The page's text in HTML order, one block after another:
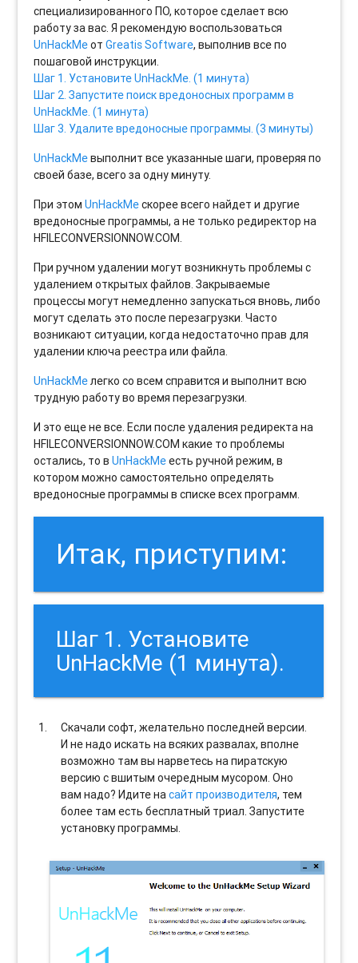
специализированного ПО, которое сделает всю
работу за вас. Я рекомендую воспользоваться
UnHackMeотGreatis Software, выполнив все по
пошаговой инструкции.
Шаг 1. Установите UnHackMe. (1 минута)
Шаг 2. Запустите поиск вредоносных программ в
UnHackMe. (1 минута)
Шаг 3. Удалите вредоносные программы. (3 минуты)
UnHackMeвыполнит все указанные шаги, проверяя по
своей базе, всего за одну минуту.
При этомUnHackMeскорее всего найдет и другие
вредоносные программы, а не только редиректор на
HFILECONVERSIONNOW.COM.
При ручном удалении могут возникнуть проблемы с
удалением открытых файлов. Закрываемые
процессы могут немедленно запускаться вновь, либо
могут сделать это после перезагрузки. Часто
возникают ситуации, когда недостаточно прав для
удалении ключа реестра или файла.
UnHackMeлегко со всем справится и выполнит всю
трудную работу во время перезагрузки.
И это еще не все. Если после удаления редиректа на
HFILECONVERSIONNOW.COM какие то проблемы
остались, то вUnHackMeесть ручной режим, в
котором можно самостоятельно определять
вредоносные программы в списке всех программ.
Итак, приступим:
Шаг 1. Установите
UnHackMe (1 минута).
Скачали софт, желательно последней версии.
И не надо искать на всяких развалах, вполне
возможно там вы нарветесь на пиратскую
версию с вшитым очередным мусором. Оно
вам надо? Идите насайт производителя, тем
более там есть бесплатный триал. Запустите
установку программы.